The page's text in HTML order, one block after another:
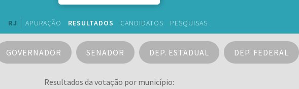
RJ APURAÇÃO RESULTADOS CANDIDATOS PESQUISAS
GOVERNADOR SENADOR DEP. ESTADUAL DEP. FEDERAL
Resultados da votação por município: